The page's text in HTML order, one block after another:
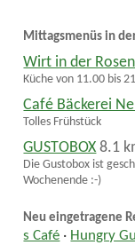
Mittagsmenüs in
Wirt in der
Küche von 11.00 bis
Café Bäckerei
Tolles Frühstück
GUSTOBOX 8.1
Die Gustobox ist
Wochenende :-)
Neu eingetragene
s Café · Hungry